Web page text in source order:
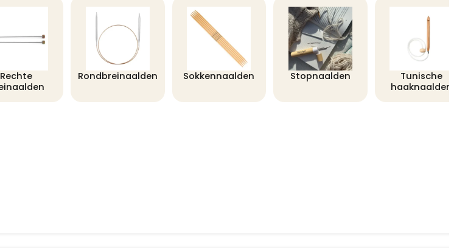
Rechte
Rondbreinaalden Sokkennaalden Stopnaalden
Tunische
haaknaalden